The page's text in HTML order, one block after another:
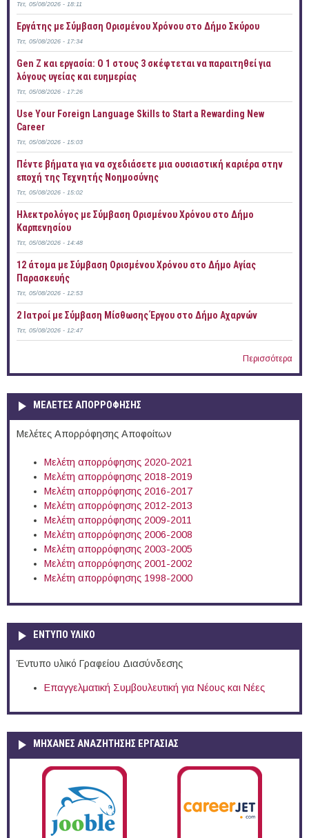
Τετ, 05/08/2026 - 18:11
Εργάτης με Σύμβαση Ορισμένου Χρόνου στο Δήμο Σκύρου
Τετ, 05/08/2026 - 17:34
Gen Z και εργασία: Ο 1 στους 3 σκέφτεται να παραιτηθεί για
λόγους υγείας και ευημερίας
Τετ, 05/08/2026 - 17:26
Use Your Foreign Language Skills to Start a Rewarding New
Career
Τετ, 05/08/2026 - 15:03
Πέντε βήματα για να σχεδιάσετε μια ουσιαστική καριέρα στην
εποχή της Τεχνητής Νοημοσύνης
Τετ, 05/08/2026 - 15:02
Ηλεκτρολόγος με Σύμβαση Ορισμένου Χρόνου στο Δήμο
Καρπενησίου
Τετ, 05/08/2026 - 14:48
12 άτομα με Σύμβαση Ορισμένου Χρόνου στο Δήμο Αγίας
Παρασκευής
Τετ, 05/08/2026 - 12:53
2 Ιατροί με Σύμβαση Μίσθωσης Έργου στο Δήμο Αχαρνών
Τετ, 05/08/2026 - 12:47
Περισσότερα
ΜΕΛΕΤΕΣ ΑΠΟΡΡΟΦΗΣΗΣ
Μελέτες Απορρόφησης Αποφοίτων
Μελέτη απορρόφησης 2020-2021
Μελέτη απορρόφησης 2018-2019
Μελέτη απορρόφησης 2016-2017
Μελέτη απορρόφησης 2012-2013
Μελέτη απορρόφησης 2009-2011
Μελέτη απορρόφησης 2006-2008
Μελέτη απορρόφησης 2003-2005
Μελέτη απορρόφησης 2001-2002
Μελέτη απορρόφησης 1998-2000
ΕΝΤΥΠΟ ΥΛΙΚΟ
Έντυπο υλικό Γραφείου Διασύνδεσης
Επαγγελματική Συμβουλευτική για Νέους και Νέες
ΜΗΧΑΝΕΣ ΑΝΑΖΗΤΗΣΗΣ ΕΡΓΑΣΙΑΣ